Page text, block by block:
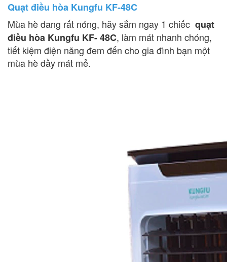
Quạt điều hòa Kungfu KF-48C
Mùa hè đang rất nóng, hãy sắm ngay 1 chiếc quạt
điều hòa Kungfu KF- 48C, làm mát nhanh chóng,
tiết kiệm điện năng đem đến cho gia đình bạn một
mùa hè đầy mát mẻ.